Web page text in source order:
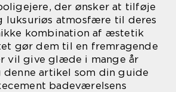
der ønsker at tilføje
luksuriøs atmosfære til deres
kombination af æstetik
gør dem til en fremragende
vil give glæde i mange år
denne artikel som din guide
badeværelsens